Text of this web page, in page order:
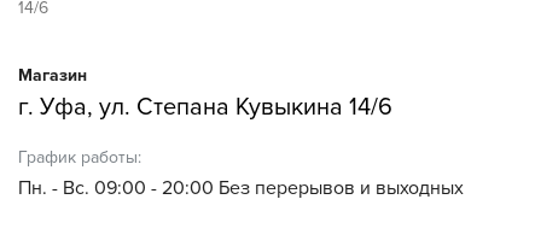
14/6
Магазин
г. Уфа, ул. Степана Кувыкина 14/6
График работы:
Пн. - Вс. 09:00 - 20:00 Без перерывов и выходных